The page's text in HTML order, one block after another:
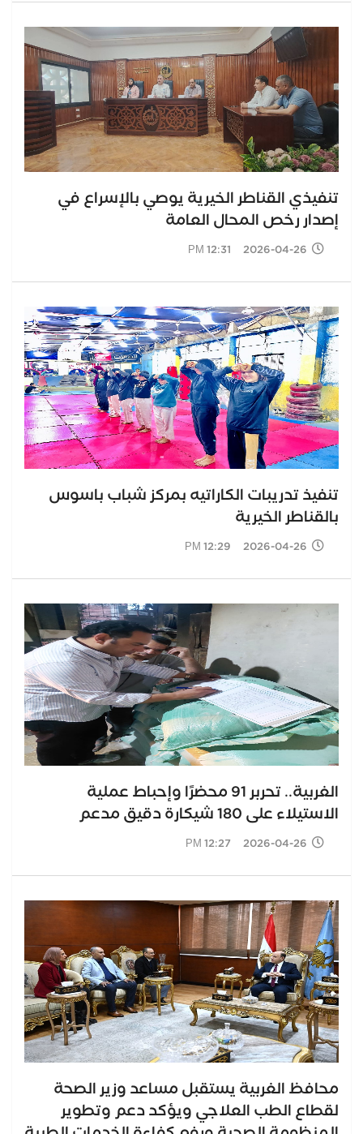
تنفيذي القناطر الخيرية يوصي بالإسراع في
إصدار رخص المحال العامة
2026-04-26 12:31 PM
تنفيذ تدريبات الكاراتيه بمركز شباب باسوس
بالقناطر الخيرية
2026-04-26 12:29 PM
الغربية.. تحربر 91 محضرًا وإحباط عملية
الاستيلاء على 180 شيكارة دقيق مدعم
2026-04-26 12:27 PM
محافظ الغربية يستقبل مساعد وزير الصحة
لقطاع الطب العلاجي ويؤكد دعم وتطوير